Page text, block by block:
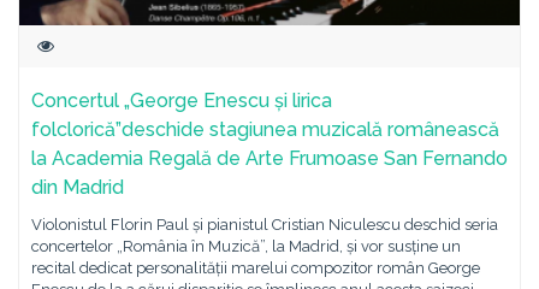
Concertul „George Enescu și lirica
folclorică”deschide stagiunea muzicală românească
la Academia Regală de Arte Frumoase San Fernando
din Madrid
Violonistul Florin Paul și pianistul Cristian Niculescu deschid seria
concertelor „România în Muzică”, la Madrid, și vor susține un
recital dedicat personalității marelui compozitor român George